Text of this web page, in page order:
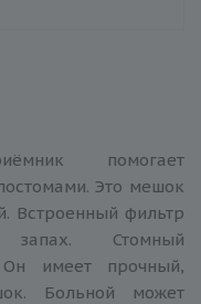
помогает
Это мешок
Встроенный фильтр
запах. Стомный
Он имеет прочный,
Больной может